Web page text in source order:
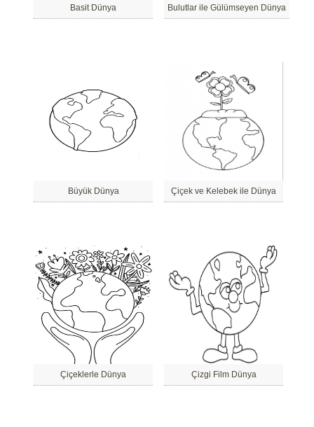
Basit Dünya Bulutlar ile Gülümseyen Dünya
Büyük Dünya Çiçek ve Kelebek ile Dünya
Çiçeklerle Dünya Çizgi Film Dünya